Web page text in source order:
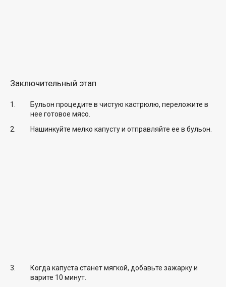
Заключительный этап
Бульон процедите в чистую кастрюлю, переложите в
нее готовое мясо.
Нашинкуйте мелко капусту и отправляйте ее в бульон.
Когда капуста станет мягкой, добавьте зажарку и
варите 10 минут.